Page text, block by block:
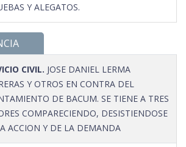
Y ALEGATOS.
CIVIL. JOSE DANIEL LERMA
Y OTROS EN CONTRA DEL
DE BACUM. SE TIENE A TRES
COMPARECIENDO, DESISTIENDOSE
ACCION Y DE LA DEMANDA